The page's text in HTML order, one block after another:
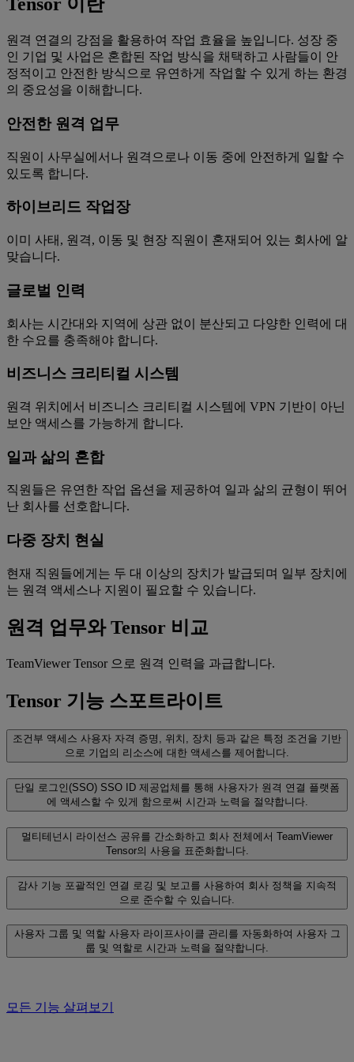
Tensor 이란
원격 연결의 강점을 활용하여 작업 효율을 높입니다. 성장 중
인 기업 및 사업은 혼합된 작업 방식을 채택하고 사람들이 안
정적이고 안전한 방식으로 유연하게 작업할 수 있게 하는 환경
의 중요성을 이해합니다.
안전한 원격 업무
직원이 사무실에서나 원격으로나 이동 중에 안전하게 일할 수
있도록 합니다.
하이브리드 작업장
이미 사태, 원격, 이동 및 현장 직원이 혼재되어 있는 회사에 알
맞습니다.
글로벌 인력
회사는 시간대와 지역에 상관 없이 분산되고 다양한 인력에 대
한 수요를 충족해야 합니다.
비즈니스 크리티컬 시스템
원격 위치에서 비즈니스 크리티컬 시스템에 VPN 기반이 아닌
보안 액세스를 가능하게 합니다.
일과 삶의 혼합
직원들은 유연한 작업 옵션을 제공하여 일과 삶의 균형이 뛰어
난 회사를 선호합니다.
다중 장치 현실
현재 직원들에게는 두 대 이상의 장치가 발급되며 일부 장치에
는 원격 액세스나 지원이 필요할 수 있습니다.
원격 업무와 Tensor 비교
TeamViewer Tensor 으로 원격 인력을 과급합니다.
Tensor 기능 스포트라이트
조건부 액세스 사용자 자격 증명, 위치, 장치 등과 같은 특정 조건을 기반
으로 기업의 리소스에 대한 액세스를 제어합니다.
단일 로그인(SSO) SSO ID 제공업체를 통해 사용자가 원격 연결 플랫폼
에 액세스할 수 있게 함으로써 시간과 노력을 절약합니다.
멀티테넌시 라이선스 공유를 간소화하고 회사 전체에서 TeamViewer
Tensor의 사용을 표준화합니다.
감사 기능 포괄적인 연결 로깅 및 보고를 사용하여 회사 정책을 지속적
으로 준수할 수 있습니다.
사용자 그룹 및 역할 사용자 라이프사이클 관리를 자동화하여 사용자 그
룹 및 역할로 시간과 노력을 절약합니다.
모든 기능 살펴보기